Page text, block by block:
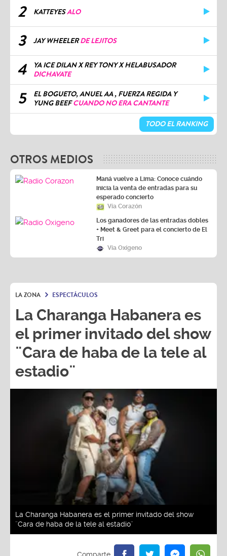
2 KATTEYESALO
3 JAY WHEELERDE LEJITOS
4
YA ICE DILAN X REY TONY X HELABUSADOR
DICHAVATE
5
EL BOGUETO, ANUEL AA , FUERZA REGIDA Y
YUNG BEEFCUANDO NO ERA CANTANTE
TODO EL RANKING
OTROS MEDIOS
Maná vuelve a Lima: Conoce cuándo
inicia la venta de entradas para su
esperado concierto
Vía Corazón
Los ganadores de las entradas dobles
+ Meet & Greet para el concierto de El
Tri
Vía Oxígeno
LA ZONA ESPECTÁCULOS
La Charanga Habanera es
el primer invitado del show
¨Cara de haba de la tele al
estadio¨
La Charanga Habanera es el primer invitado del show
¨Cara de haba de la tele al estadio¨